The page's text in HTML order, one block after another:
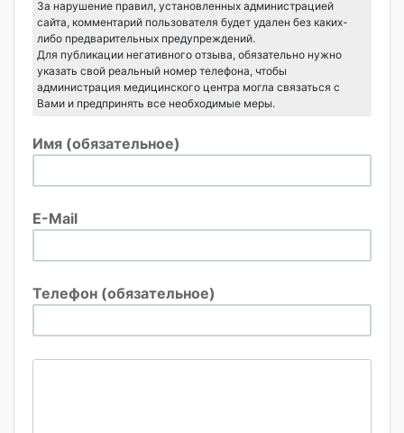
За нарушение правил, установленных администрацией
сайта, комментарий пользователя будет удален без каких-
либо предварительных предупреждений.
Для публикации негативного отзыва, обязательно нужно
указать свой реальный номер телефона, чтобы
администрация медицинского центра могла связаться с
Вами и предпринять все необходимые меры.
Имя (обязательное)
E-Mail
Телефон (обязательное)